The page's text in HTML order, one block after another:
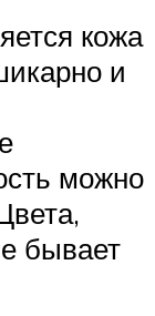
кожа
и
можно
бывает